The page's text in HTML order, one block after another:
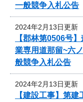
一般競争入札公告
2024年2月13日更新
【郡林第0506号
業専用道那留~六
般競争入札公告
2024年2月13日更新
【建設工事】第